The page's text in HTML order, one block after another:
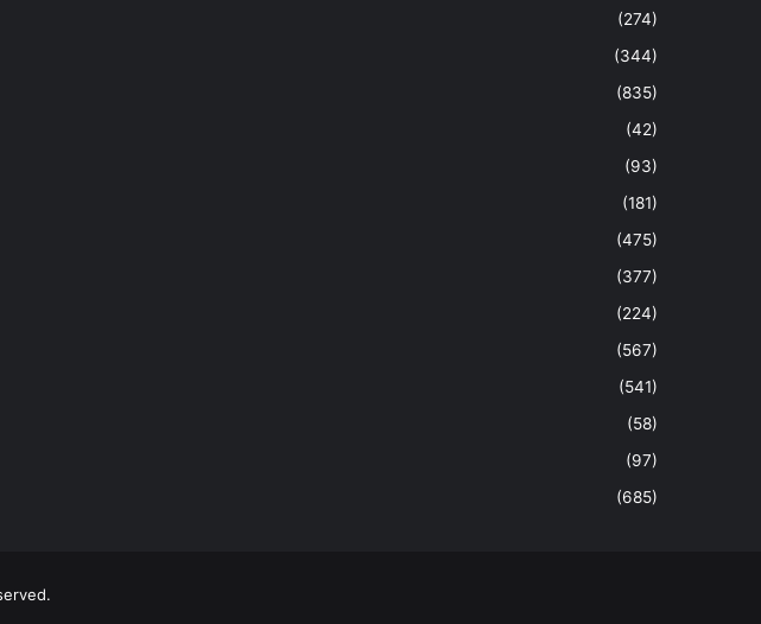
(274)
(344)
(835)
(42)
(93)
(181)
(475)
(377)
(224)
(567)
(541)
(58)
(97)
(685)